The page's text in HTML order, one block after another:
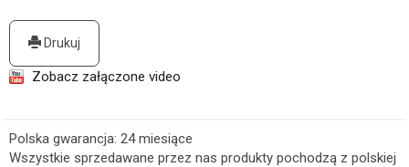
Drukuj
Zobacz załączone video
Polska gwarancja: 24 miesiące
Wszystkie sprzedawane przez nas produkty pochodzą z polskiej